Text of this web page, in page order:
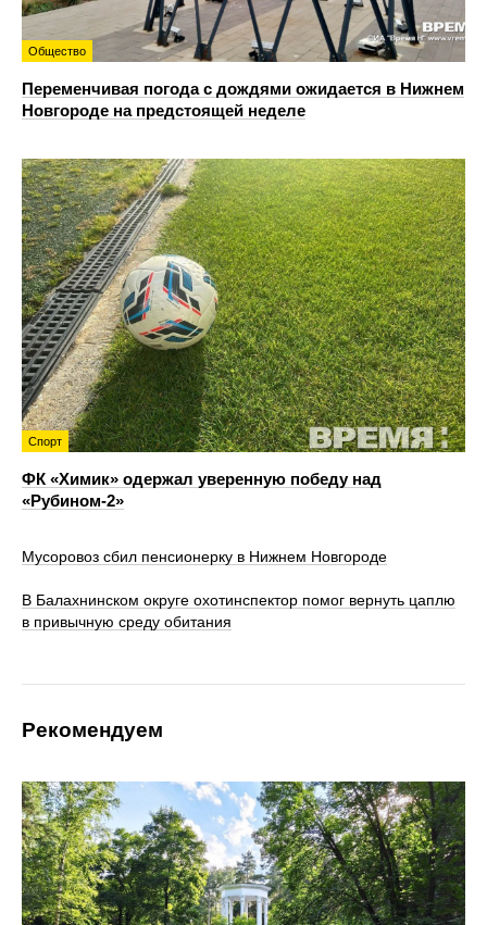
Общество
Переменчивая погода с дождями ожидается в Нижнем
Новгороде на предстоящей неделе
Спорт
ФК «Химик» одержал уверенную победу над
«Рубином‑2»
Мусоровоз сбил пенсионерку в Нижнем Новгороде
В Балахнинском округе охотинспектор помог вернуть цаплю
в привычную среду обитания
Рекомендуем